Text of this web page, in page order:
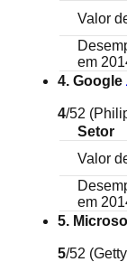
Valor
em
4. Google
4/52
Setor
Valor
em
5.
5/52